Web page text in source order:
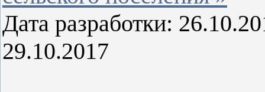
Дата разработки:
29.10.2017